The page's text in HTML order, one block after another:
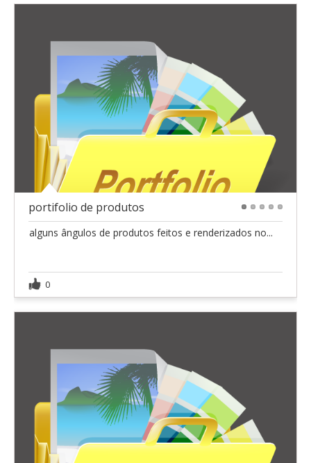
portifolio de produtos
alguns ângulos de produtos feitos e renderizados no...
0